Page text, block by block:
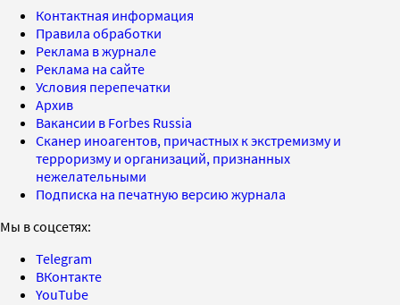
Контактная информация
Правила обработки
Реклама в журнале
Реклама на сайте
Условия перепечатки
Архив
Вакансии в Forbes Russia
Сканер иноагентов, причастных к экстремизму и
терроризму и организаций, признанных
нежелательными
Подписка на печатную версию журнала
Мы в соцсетях:
Telegram
ВКонтакте
YouTube